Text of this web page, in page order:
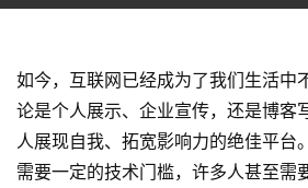
如今，互联网已经成为了我们生活中
论是个人展示、企业宣传，还是博客
人展现自我、拓宽影响力的绝佳平台
需要一定的技术门槛，许多人甚至需